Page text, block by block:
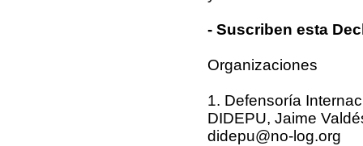
- Suscriben esta
Organizaciones
1. Defensoría
DIDEPU, Jaime
didepu@no-log.org